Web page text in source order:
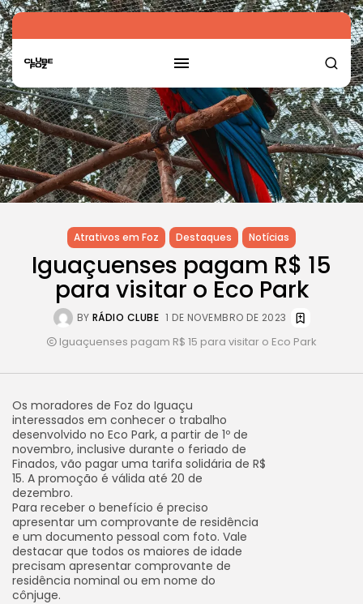
Atrativos em Foz Destaques Notícias
Iguaçuenses pagam R$ 15
para visitar o Eco Park
BY RÁDIO CLUBE 1 DE NOVEMBRO DE 2023
Iguaçuenses pagam R$ 15 para visitar o Eco Park
Os moradores de Foz do Iguaçu
interessados em conhecer o trabalho
desenvolvido no Eco Park, a partir de 1º de
novembro, inclusive durante o feriado de
Finados, vão pagar uma tarifa solidária de R$
15. A promoção é válida até 20 de
dezembro.
Para receber o benefício é preciso
apresentar um comprovante de residência
e um documento pessoal com foto. Vale
destacar que todos os maiores de idade
precisam apresentar comprovante de
residência nominal ou em nome do
cônjuge.